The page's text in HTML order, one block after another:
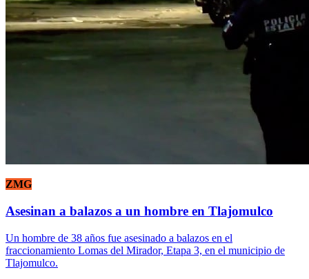
ZMG
Asesinan a balazos a un hombre en Tlajomulco
Un hombre de 38 años fue asesinado a balazos en el
fraccionamiento Lomas del Mirador, Etapa 3, en el municipio de
Tlajomulco.